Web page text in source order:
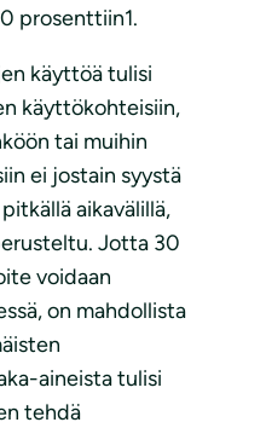
prosenttiin1.
käyttöä tulisi
käyttökohteisiin,
tai muihin
ei jostain syystä
aikavälillä,
Jotta 30
voidaan
on mahdollista
aineista tulisi
tehdä